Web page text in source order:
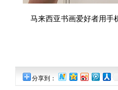
马来西亚书画爱好者用手
分享到：